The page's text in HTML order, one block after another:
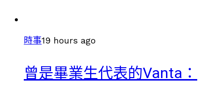
時事19 hours ago
曾是畢業生代表的Vanta：